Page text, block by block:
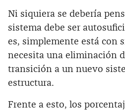
Ni siquiera se debería
sistema debe ser
es, simplemente está con
necesita una eliminación
transición a un nuevo
estructura.
Frente a esto, los